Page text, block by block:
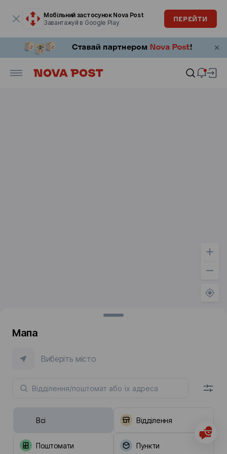
Мобільний застосунок Nova Post
Завантажуй в Google Play
ПЕРЕЙТИ
Мапа
Виберіть місто
Всі Відділення
Поштомати Пункти